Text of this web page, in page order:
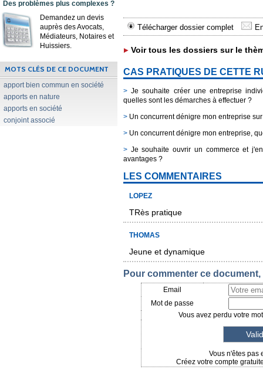
Des problèmes plus complexes ?
Demandez un devis
auprès des Avocats,
Médiateurs, Notaires et
Huissiers.
MOTS CLÉS DE CE DOCUMENT
apport bien commun en société
apports en nature
apports en société
conjoint associé
Télécharger dossier complet
Voir tous les dossiers sur le
CAS PRATIQUES DE CETTE
> Je souhaite créer une entreprise
quelles sont les démarches à effectuer ?
> Un concurrent dénigre mon entreprise
> Un concurrent dénigre mon entreprise,
> Je souhaite ouvrir un commerce et
avantages ?
LES COMMENTAIRES
LOPEZ
TRès pratique
THOMAS
Jeune et dynamique
Pour commenter ce
Email
Mot de passe
Vous avez perdu votre
Vous n'êtes pas
Créez votre compte